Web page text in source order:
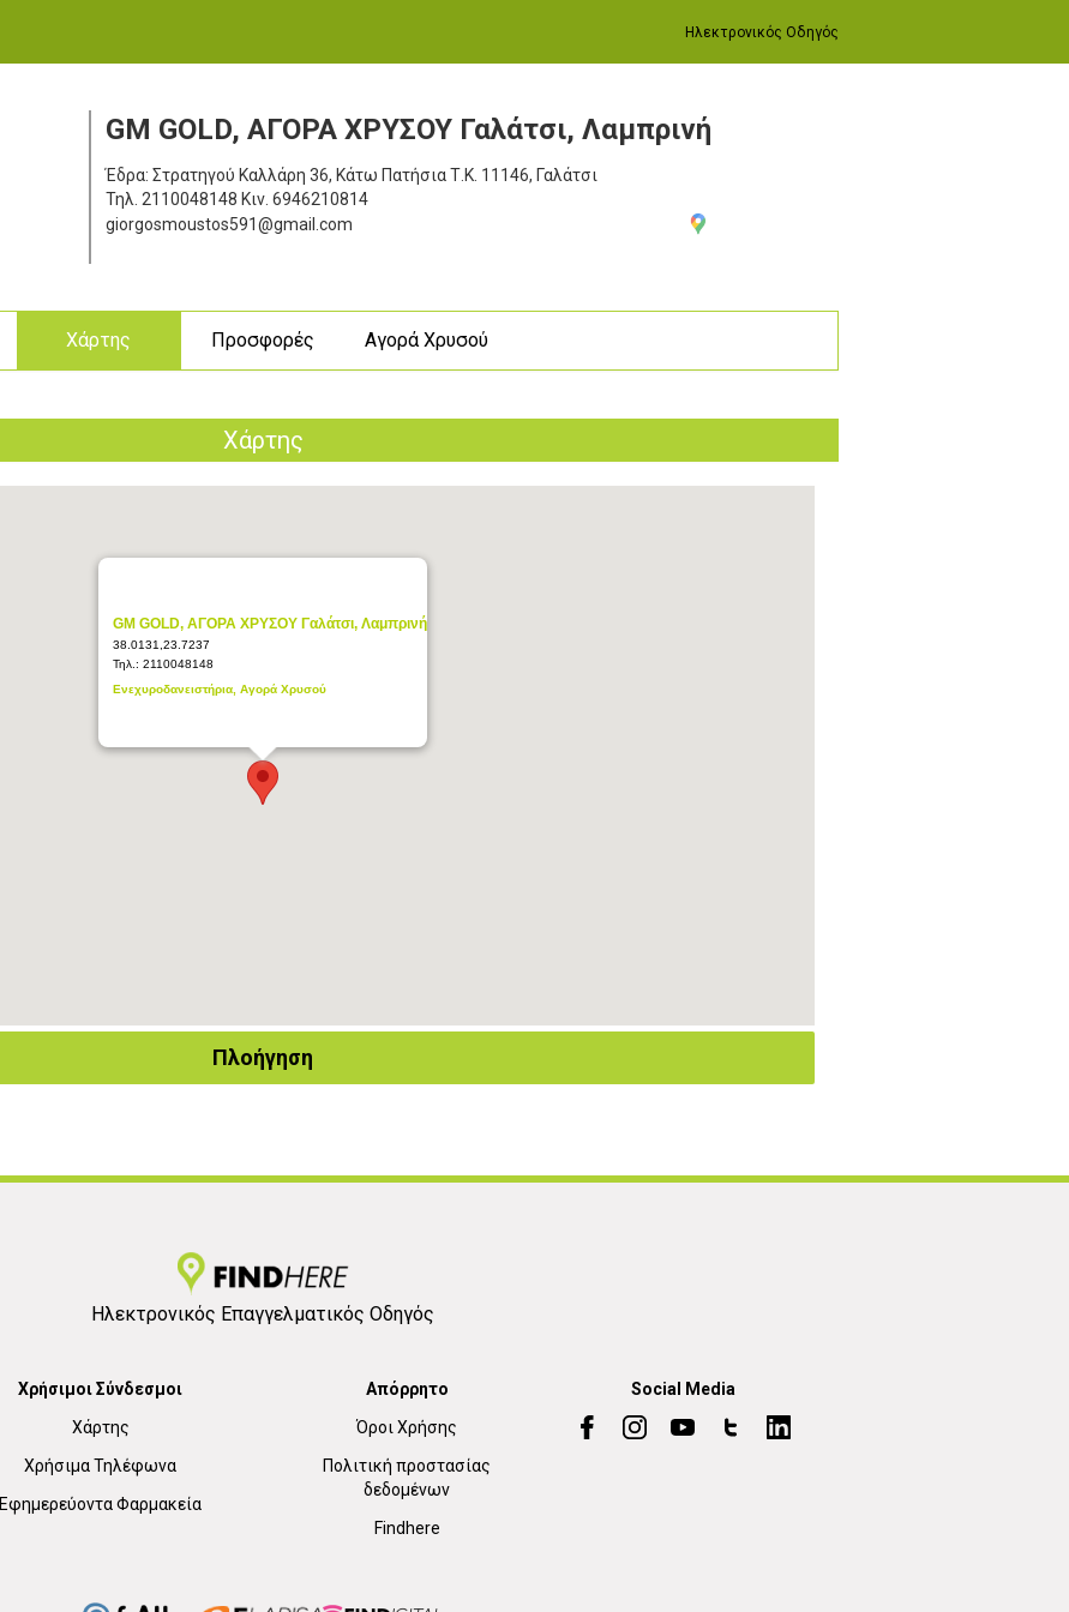
Ηλεκτρονικός Οδηγός
GM GOLD, ΑΓΟΡΑ ΧΡΥΣΟΥ Γαλάτσι, Λαμπρινή
Έδρα: Στρατηγού Καλλάρη 36, Κάτω ΠατήσιαΤ.Κ. 11146, Γαλάτσι
Τηλ. 2110048148 Κιν. 6946210814
giorgosmoustos591@gmail.com
Χάρτης Προσφορές Αγορά Χρυσού
Χάρτης
GM GOLD, ΑΓΟΡΑ ΧΡΥΣΟΥ Γαλάτσι, Λαμπρινή
38.0131,23.7237
Τηλ.: 2110048148
Ενεχυροδανειστήρια, Αγορά Χρυσού
Πλοήγηση
Ηλεκτρονικός Επαγγελματικός Οδηγός
Χρήσιμοι Σύνδεσμοι
Χάρτης
Χρήσιμα Τηλέφωνα
Εφημερεύοντα Φαρμακεία
Απόρρητο
Όροι Χρήσης
Πολιτική προστασίας
δεδομένων
Findhere
Social Media